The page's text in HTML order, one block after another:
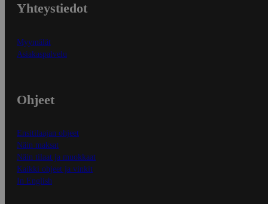
Yhteystiedot
Myymälät
Asiakaspalvelu
Ohjeet
Ensitilaajan ohjeet
Näin maksat
Näin tilaat ja muokkaat
Kaikki ohjeet ja vinkit
In English